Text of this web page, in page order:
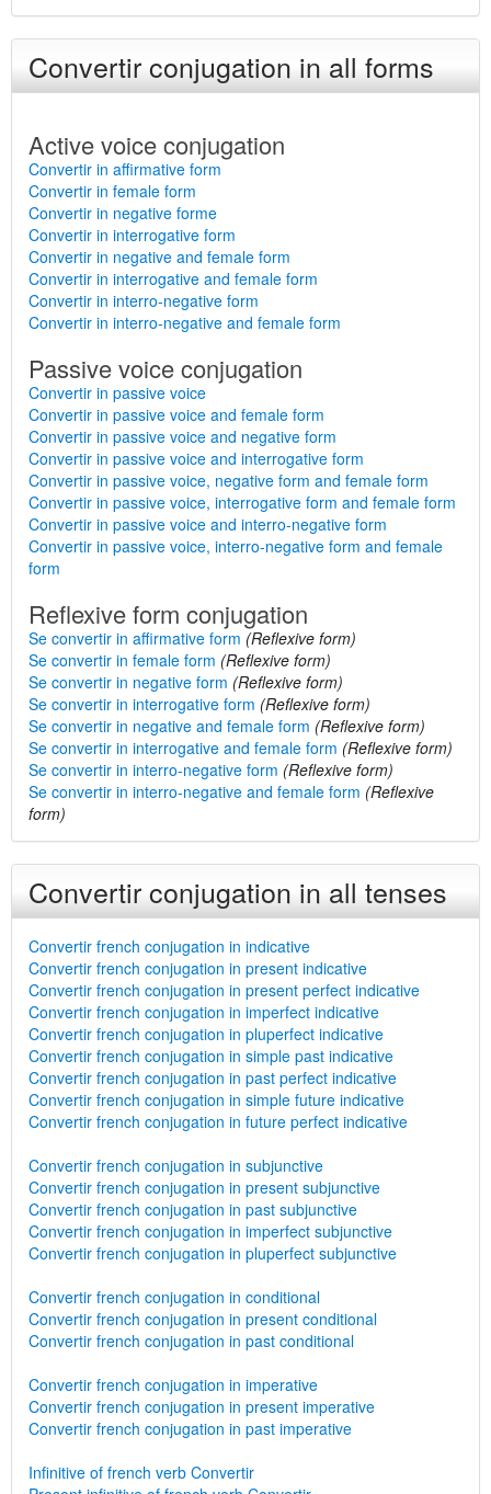
Convertir conjugation in all forms
Active voice conjugation
Convertir in affirmative form
Convertir in female form
Convertir in negative forme
Convertir in interrogative form
Convertir in negative and female form
Convertir in interrogative and female form
Convertir in interro-negative form
Convertir in interro-negative and female form
Passive voice conjugation
Convertir in passive voice
Convertir in passive voice and female form
Convertir in passive voice and negative form
Convertir in passive voice and interrogative form
Convertir in passive voice, negative form and female form
Convertir in passive voice, interrogative form and female form
Convertir in passive voice and interro-negative form
Convertir in passive voice, interro-negative form and female
form
Reflexive form conjugation
Se convertir in affirmative form (Reflexive form)
Se convertir in female form (Reflexive form)
Se convertir in negative form (Reflexive form)
Se convertir in interrogative form (Reflexive form)
Se convertir in negative and female form (Reflexive form)
Se convertir in interrogative and female form (Reflexive form)
Se convertir in interro-negative form (Reflexive form)
Se convertir in interro-negative and female form (Reflexive
form)
Convertir conjugation in all tenses
Convertir french conjugation in indicative
Convertir french conjugation in present indicative
Convertir french conjugation in present perfect indicative
Convertir french conjugation in imperfect indicative
Convertir french conjugation in pluperfect indicative
Convertir french conjugation in simple past indicative
Convertir french conjugation in past perfect indicative
Convertir french conjugation in simple future indicative
Convertir french conjugation in future perfect indicative
Convertir french conjugation in subjunctive
Convertir french conjugation in present subjunctive
Convertir french conjugation in past subjunctive
Convertir french conjugation in imperfect subjunctive
Convertir french conjugation in pluperfect subjunctive
Convertir french conjugation in conditional
Convertir french conjugation in present conditional
Convertir french conjugation in past conditional
Convertir french conjugation in imperative
Convertir french conjugation in present imperative
Convertir french conjugation in past imperative
Infinitive of french verb Convertir